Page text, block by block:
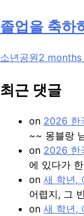
졸업을 축하
소년공원2 months
최근 댓글
on 2026 한
~~ 몽블랑
on 2026 한
에 있다가
on 새 학년,
어렵지, 그
on 새 학년,